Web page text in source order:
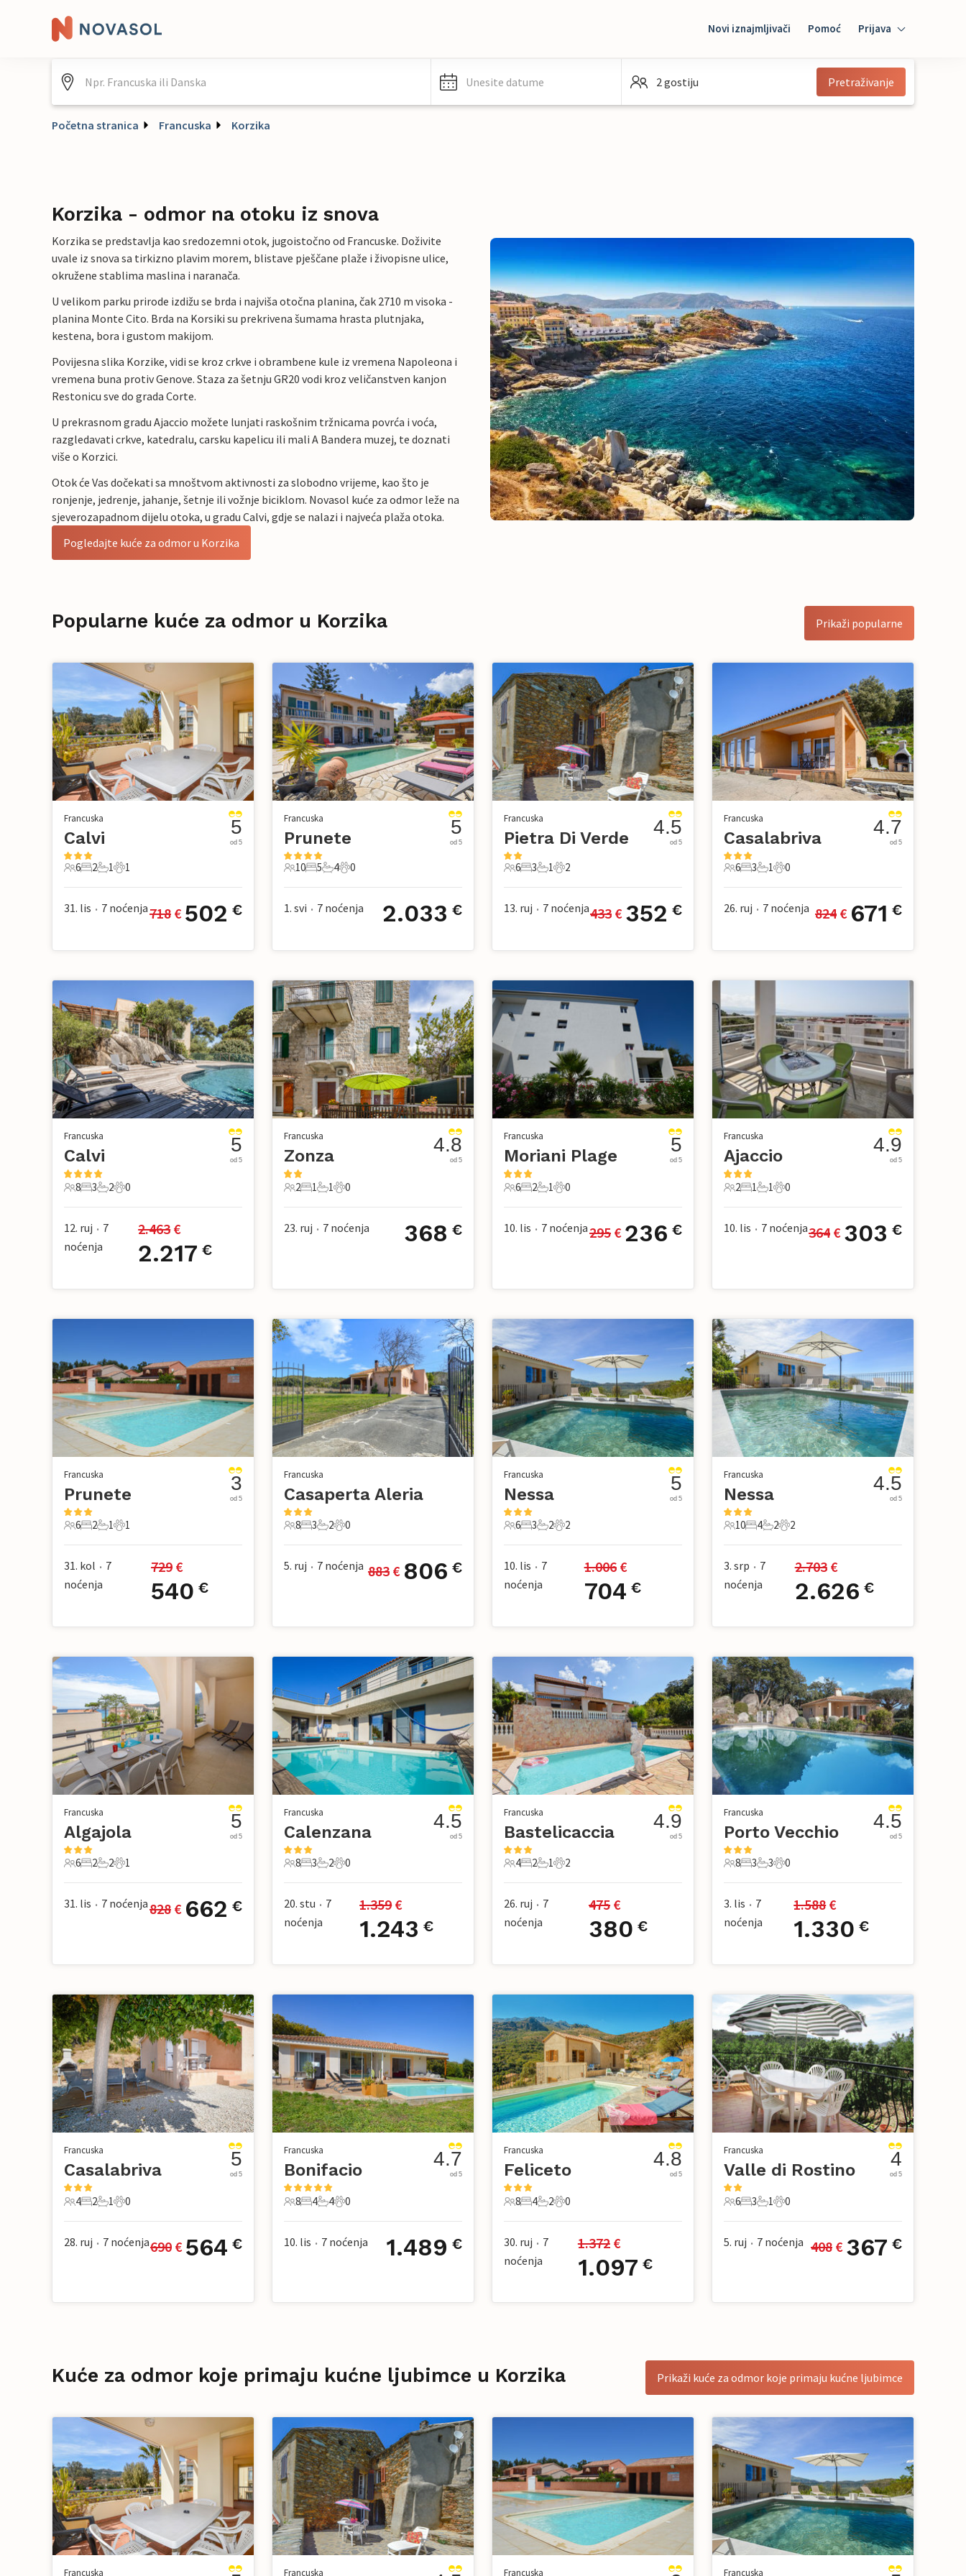
Novi iznajmljivači Pomoć Prijava
Gost
Unesite datume 2 gostiju Pretraživanje
Početna stranica Francuska Korzika
Korzika - odmor na otoku iz snova
Korzika se predstavlja kao sredozemni otok, jugoistočno od Francuske. Doživite
uvale iz snova sa tirkizno plavim morem, blistave pješčane plaže i živopisne ulice,
okružene stablima maslina i naranača.
U velikom parku prirode izdižu se brda i najviša otočna planina, čak 2710 m visoka -
planina Monte Cito. Brda na Korsiki su prekrivena šumama hrasta plutnjaka,
kestena, bora i gustom makijom.
Povijesna slika Korzike, vidi se kroz crkve i obrambene kule iz vremena Napoleona i
vremena buna protiv Genove. Staza za šetnju GR20 vodi kroz veličanstven kanjon
Restonicu sve do grada Corte.
U prekrasnom gradu Ajaccio možete lunjati raskošnim tržnicama povrća i voća,
razgledavati crkve, katedralu, carsku kapelicu ili mali A Bandera muzej, te doznati
više o Korzici.
Otok će Vas dočekati sa mnoštvom aktivnosti za slobodno vrijeme, kao što je
ronjenje, jedrenje, jahanje, šetnje ili vožnje biciklom. Novasol kuće za odmor leže na
sjeverozapadnom dijelu otoka, u gradu Calvi, gdje se nalazi i najveća plaža otoka.
Pogledajte kuće za odmor u Korzika
Popularne kuće za odmor u Korzika Prikaži popularne
Francuska
Calvi
6 Gosti
6
2 Spavaće sobe
2
1 Kupaonica
1
1 Kućni ljubimac
1
5
od 5
31. lis • 7 noćenja718 € 502 €
Francuska
Prunete
10 Gosti
10
5 Spavaće sobe
5
4 Kupaonice
4
0 Kućni ljubimac
0
5
od 5
1. svi • 7 noćenja 2.033 €
Francuska
Pietra Di Verde
6 Gosti
6
3 Spavaće sobe
3
1 Kupaonica
1
2 Kućni ljubimac
2
4.5
od 5
13. ruj • 7 noćenja433 € 352 €
Francuska
Casalabriva
6 Gosti
6
3 Spavaće sobe
3
1 Kupaonica
1
0 Kućni ljubimac
0
4.7
od 5
26. ruj • 7 noćenja 824 € 671 €
Francuska
Calvi
8 Gosti
8
3 Spavaće sobe
3
2 Kupaonice
2
0 Kućni ljubimac
0
5
od 5
12. ruj • 7
noćenja
2.463 €
2.217 €
Francuska
Zonza
2 Gosti
2
1 Spavaća soba
1
1 Kupaonica
1
0 Kućni ljubimac
0
4.8
od 5
23. ruj • 7 noćenja 368 €
Francuska
Moriani Plage
6 Gosti
6
2 Spavaće sobe
2
1 Kupaonica
1
0 Kućni ljubimac
0
5
od 5
10. lis • 7 noćenja295 € 236 €
Francuska
Ajaccio
2 Gosti
2
1 Spavaća soba
1
1 Kupaonica
1
0 Kućni ljubimac
0
4.9
od 5
10. lis • 7 noćenja364 € 303 €
Francuska
Prunete
6 Gosti
6
2 Spavaće sobe
2
1 Kupaonica
1
1 Kućni ljubimac
1
3
od 5
31. kol • 7
noćenja
729 €
540 €
Francuska
Casaperta Aleria
8 Gosti
8
3 Spavaće sobe
3
2 Kupaonice
2
0 Kućni ljubimac
0
5. ruj • 7 noćenja 883 € 806 €
Francuska
Nessa
6 Gosti
6
3 Spavaće sobe
3
2 Kupaonice
2
2 Kućni ljubimac
2
5
od 5
10. lis • 7
noćenja
1.006 €
704 €
Francuska
Nessa
10 Gosti
10
4 Spavaće sobe
4
2 Kupaonice
2
2 Kućni ljubimac
2
4.5
od 5
3. srp • 7
noćenja
2.703 €
2.626 €
Francuska
Algajola
6 Gosti
6
2 Spavaće sobe
2
2 Kupaonice
2
1 Kućni ljubimac
1
5
od 5
31. lis • 7 noćenja828 € 662 €
Francuska
Calenzana
8 Gosti
8
3 Spavaće sobe
3
2 Kupaonice
2
0 Kućni ljubimac
0
4.5
od 5
20. stu • 7
noćenja
1.359 €
1.243 €
Francuska
Bastelicaccia
4 Gosti
4
2 Spavaće sobe
2
1 Kupaonica
1
2 Kućni ljubimac
2
4.9
od 5
26. ruj • 7
noćenja
475 €
380 €
Francuska
Porto Vecchio
8 Gosti
8
3 Spavaće sobe
3
3 Kupaonice
3
0 Kućni ljubimac
0
4.5
od 5
3. lis • 7
noćenja
1.588 €
1.330 €
Francuska
Casalabriva
4 Gosti
4
2 Spavaće sobe
2
1 Kupaonica
1
0 Kućni ljubimac
0
5
od 5
28. ruj • 7 noćenja690 € 564 €
Francuska
Bonifacio
8 Gosti
8
4 Spavaće sobe
4
4 Kupaonice
4
0 Kućni ljubimac
0
4.7
od 5
10. lis • 7 noćenja 1.489 €
Francuska
Feliceto
8 Gosti
8
4 Spavaće sobe
4
2 Kupaonice
2
0 Kućni ljubimac
0
4.8
od 5
30. ruj • 7
noćenja
1.372 €
1.097 €
Francuska
Valle di Rostino
6 Gosti
6
3 Spavaće sobe
3
1 Kupaonica
1
0 Kućni ljubimac
0
4
od 5
5. ruj • 7 noćenja 408 € 367 €
Kuće za odmor koje primaju kućne ljubimce u Korzika Prikaži kuće za odmor koje primaju kućne ljubimce
Francuska Francuska Francuska Francuska